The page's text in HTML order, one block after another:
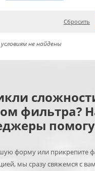
Сбросить
не найдены
фильтра?
форму или прикрепите
мы сразу свяжемся с